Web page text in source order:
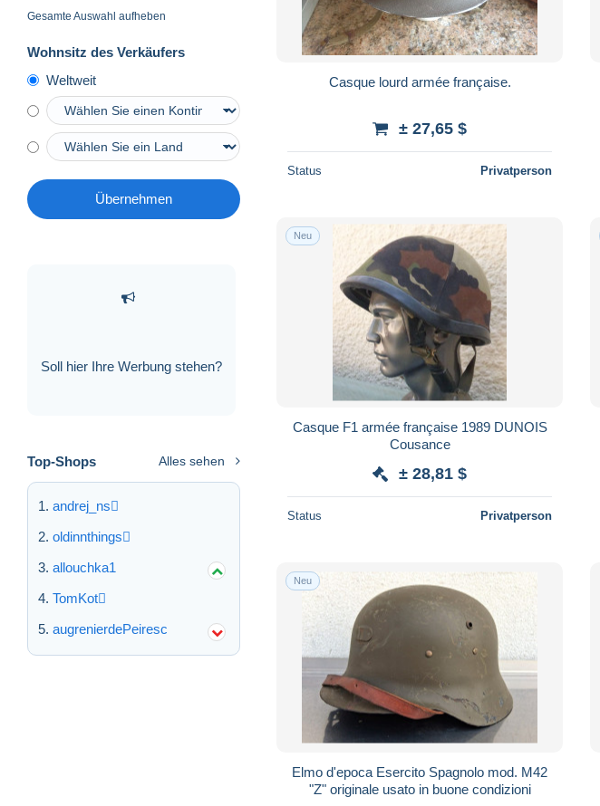
Gesamte Auswahl aufheben
Wohnsitz des Verkäufers
Weltweit
Übernehmen
Soll hier Ihre Werbung stehen?
Top-Shops Alles sehen
andrej_ns
oldinnthings
allouchka1
TomKot
augrenierdePeiresc
Casque lourd armée française.
± 27,65 $
Status Privatperson
Neu
Casque F1 armée française 1989 DUNOIS
Cousance
± 28,81 $
Status Privatperson
Neu
Elmo d'epoca Esercito Spagnolo mod. M42
"Z" originale usato in buone condizioni